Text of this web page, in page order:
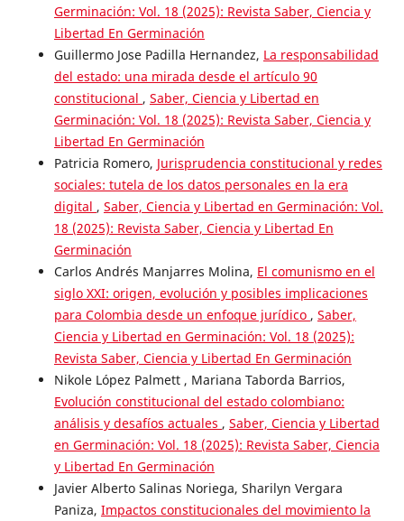
Germinación: Vol. 18 (2025): Revista Saber, Ciencia y
Libertad En Germinación
Guillermo Jose Padilla Hernandez, La responsabilidad
del estado: una mirada desde el artículo 90
constitucional , Saber, Ciencia y Libertad en
Germinación: Vol. 18 (2025): Revista Saber, Ciencia y
Libertad En Germinación
Patricia Romero, Jurisprudencia constitucional y redes
sociales: tutela de los datos personales en la era
digital , Saber, Ciencia y Libertad en Germinación: Vol.
18 (2025): Revista Saber, Ciencia y Libertad En
Germinación
Carlos Andrés Manjarres Molina, El comunismo en el
siglo XXI: origen, evolución y posibles implicaciones
para Colombia desde un enfoque jurídico , Saber,
Ciencia y Libertad en Germinación: Vol. 18 (2025):
Revista Saber, Ciencia y Libertad En Germinación
Nikole López Palmett , Mariana Taborda Barrios,
Evolución constitucional del estado colombiano:
análisis y desafíos actuales , Saber, Ciencia y Libertad
en Germinación: Vol. 18 (2025): Revista Saber, Ciencia
y Libertad En Germinación
Javier Alberto Salinas Noriega, Sharilyn Vergara
Paniza, Impactos constitucionales del movimiento la